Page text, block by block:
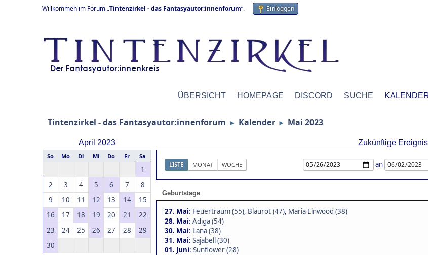
Willkommen im Forum „Tintenzirkel - das Fantasyautor:innenforum“. Einloggen
ÜBERSICHT HOMEPAGE DISCORD SUCHE
Tintenzirkel - das Fantasyautor:innenforum ► Kalender ► Mai 2023
April 2023
So Mo Di Mi Do Fr Sa
1
2
3 4 5 6 7
8
9
10 11 12 13 14
15
16
17 18 19 20 21
22
23
24 25 26 27 28
29
30
Zukünftige
LISTE MONAT WOCHE an
Geburtstage
27. Mai: Feuertraum (55), Blaurot (47), Maria Linwood (38)
28. Mai: Adiga (54)
30. Mai: Lana (38)
31. Mai: Sajabell (30)
01. Juni: Sunflower (28)